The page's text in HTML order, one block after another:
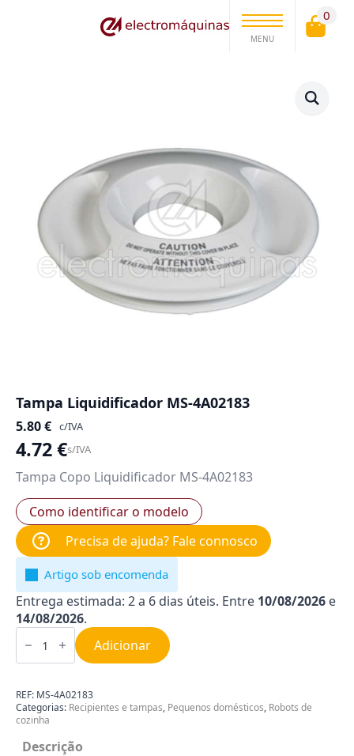
MENU
0
Tampa Liquidificador MS-4A02183
5.80€ c/IVA
4.72€s/IVA
Tampa Copo Liquidificador MS-4A02183
Como identificar o modelo
Precisa de ajuda? Fale connosco
Artigo sob encomenda
Entrega estimada: 2 a 6 dias úteis. Entre 10/08/2026 e
14/08/2026.
Quantidade
de
Liquidificador
4A02183
Adicionar
REF: MS-4A02183
Categorias: Recipientes e tampas, Pequenos domésticos, Robots de
cozinha
Descrição